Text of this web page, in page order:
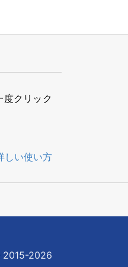
度クリック
しい使い方
2015-2026